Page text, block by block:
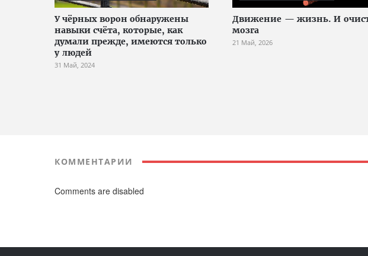
У чёрных ворон обнаружены
навыки счёта, которые, как
думали прежде, имеются только
у людей
31 Май, 2024
Движение — жизнь. И
мозга
21 Май, 2026
КОММЕНТАРИИ
Comments are disabled